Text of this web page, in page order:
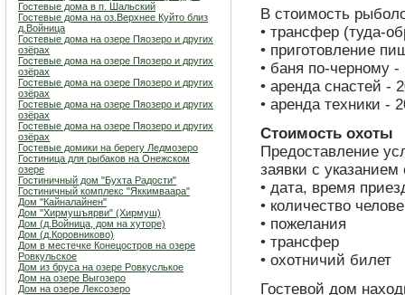
Гостевые дома в п. Шальский
Гостевые дома на оз.Верхнее Куйто близ
д.Войница
Гостевые дома на озере Пяозеро и других
озёрах
Гостевые дома на озере Пяозеро и других
озёрах
Гостевые дома на озере Пяозеро и других
озёрах
Гостевые дома на озере Пяозеро и других
озёрах
Гостевые дома на озере Пяозеро и других
озёрах
Гостевые домики на берегу Ледмозеро
Гостиница для рыбаков на Онежском
озере
Гостиничный дом "Бухта Радости"
Гостиничный комплекс "Яккимваара"
Дом "Кайналайнен"
Дом "Хирмушъярви" (Хирмуш)
Дом (д.Войница, дом на хуторе)
Дом (д.Коровниково)
Дом в местечке Конецостров на озере
Ровкульское
Дом из бруса на озере Ровкуслькое
Дом на озере Выгозеро
Дом на озере Лексозеро
В стоимость
• трансфер (туда-
• приготовление
• баня по-черному -
• аренда снастей -
• аренда техники -
Стоимость охоты
Предоставление
заявки с
• дата, время
• количество
• пожелания
• трансфер
• охотничий билет
Гостевой дом